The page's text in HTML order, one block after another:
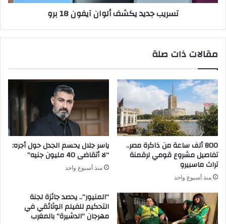
تسريب جديد يكشف ألوان آيفون 18 برو
مقالات ذات صلة
800 ألف ساعة من ذاكرة مصر..
تفاصيل مشروع قومي لرقمنة
تراث ماسبيرو
منذ أسبوع واحد
ياسر جلال يحسم الجدل حول أجره:
“لا أتقاضى 40 مليون جنيه”
منذ أسبوع واحد
“المنيور”.. يحصد جائزة لجنة
التحكيم للفيلم الوثائقي في
مهرجان “الدشيرة” بالمغرب